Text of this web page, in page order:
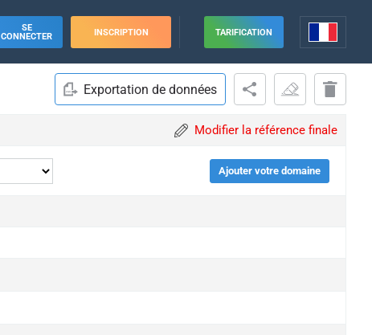
SE
CONNECTER
INSCRIPTION TARIFICATION
Exportation de données
Modifier la référence finale
Ajouter votre domaine